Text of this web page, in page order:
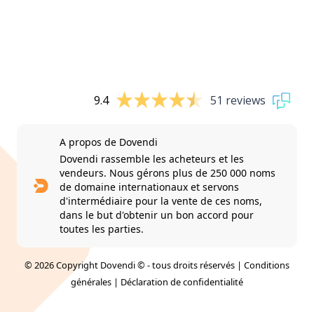
9.4 51 reviews
A propos de Dovendi
Dovendi rassemble les acheteurs et les
vendeurs. Nous gérons plus de 250 000 noms
de domaine internationaux et servons
d'intermédiaire pour la vente de ces noms,
dans le but d'obtenir un bon accord pour
toutes les parties.
© 2026 Copyright Dovendi © - tous droits réservés | Conditions
générales | Déclaration de confidentialité